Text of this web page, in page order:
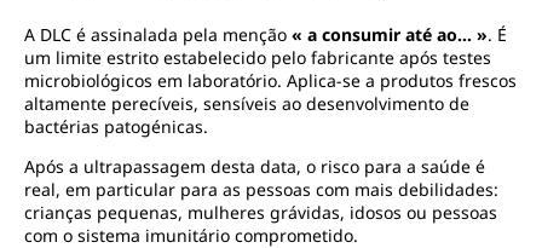
A DLC é assinalada pela menção « a consumir até ao… ». É
um limite estrito estabelecido pelo fabricante após testes
microbiológicos em laboratório. Aplica-se a produtos frescos
altamente perecíveis, sensíveis ao desenvolvimento de
bactérias patogénicas.
Após a ultrapassagem desta data, o risco para a saúde é
real, em particular para as pessoas com mais debilidades:
crianças pequenas, mulheres grávidas, idosos ou pessoas
com o sistema imunitário comprometido.